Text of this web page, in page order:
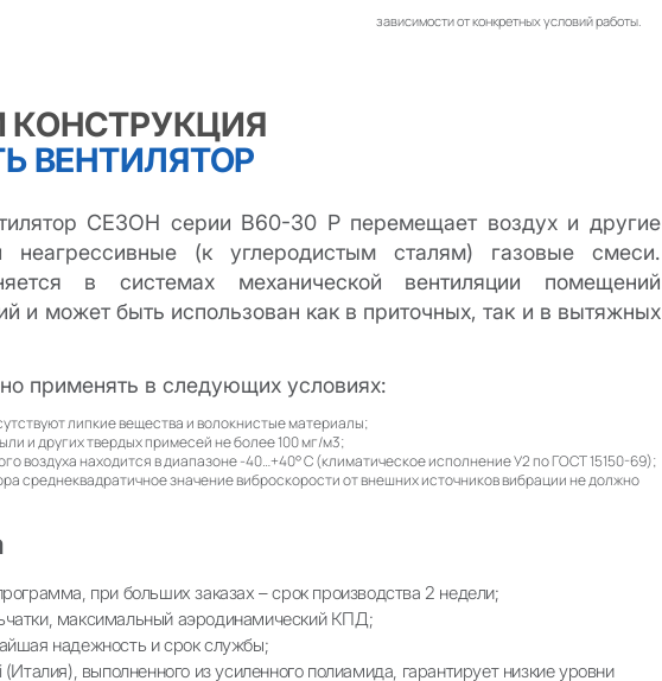
зависимости от конкретных условий работы.
КОНСТРУКЦИЯ
ВЕНТИЛЯТОР
СЕЗОН серии B60-30 P перемещает воздух и другие
неагрессивные (к углеродистым сталям) газовые смеси.
в системах механической вентиляции помещений
и может быть использован как в приточных, так и в вытяжных
применять в следующих условиях:
липкие вещества и волокнистые материалы;
и других твердых примесей не более 100 мг/м3;
воздуха находится в диапазоне -40…+40° С (климатическое исполнение У2 по ГОСТ 15150-69);
среднеквадратичное значение виброскорости от внешних источников вибрации не должно
при больших заказах – срок производства 2 недели;
максимальный аэродинамический КПД;
надежность и срок службы;
выполненного из усиленного полиамида, гарантирует низкие уровни